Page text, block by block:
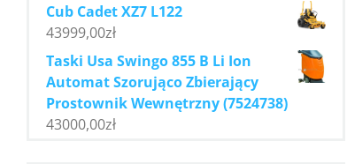
Cub Cadet XZ7 L122
43999,00zł
Taski Usa Swingo 855 B Li Ion
Automat Szorująco Zbierający
Prostownik Wewnętrzny (7524738)
43000,00zł